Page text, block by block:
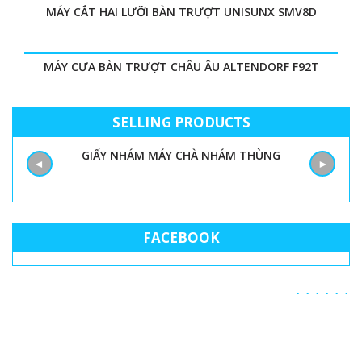
MÁY CẮT HAI LƯỠI BÀN TRƯỢT UNISUNX SMV8D
MÁY CƯA BÀN TRƯỢT CHÂU ÂU ALTENDORF F92T
SELLING PRODUCTS
GIẤY NHÁM MÁY CHÀ NHÁM THÙNG
◄ ►
FACEBOOK